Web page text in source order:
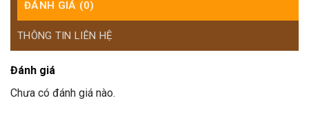
ĐÁNH GIÁ (0)
THÔNG TIN LIÊN HỆ
Đánh giá
Chưa có đánh giá nào.